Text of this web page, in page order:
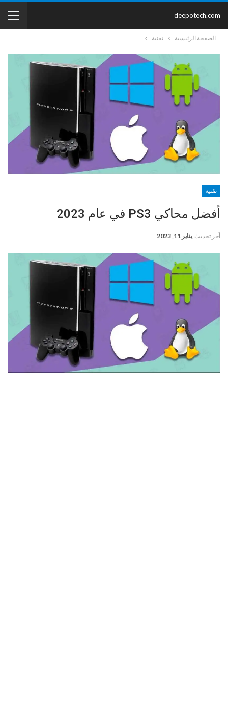
deepotech.com
الصفحة الرئيسية تقنية
تقنية
أفضل محاكي PS3 في عام 2023
آخر تحديث يناير 11, 2023